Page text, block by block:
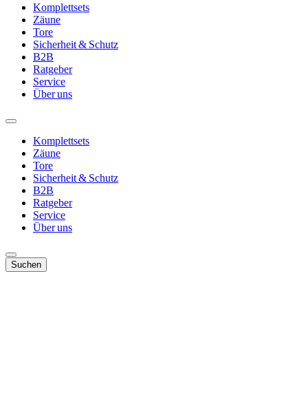
Komplettsets
Zäune
Tore
Sicherheit & Schutz
B2B
Ratgeber
Service
Über uns
Komplettsets
Zäune
Tore
Sicherheit & Schutz
B2B
Ratgeber
Service
Über uns
Suchen